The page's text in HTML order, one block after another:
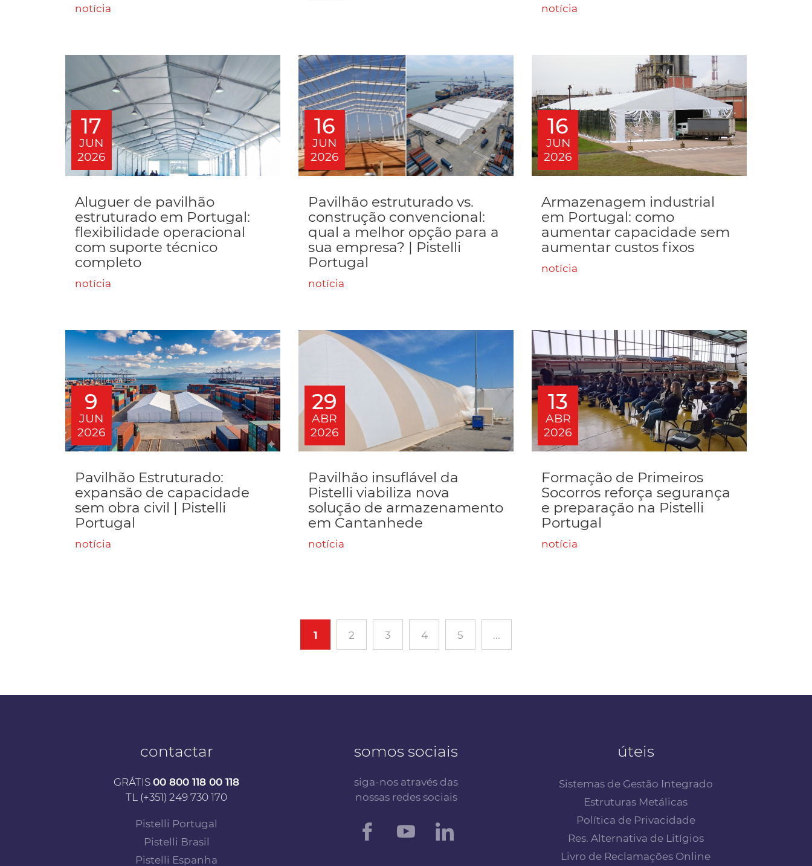
notícia notícia
17
JUN
2026
Aluguer de pavilhão
estruturado em Portugal:
flexibilidade operacional
com suporte técnico
completo
notícia
16
JUN
2026
Pavilhão estruturado vs.
construção convencional:
qual a melhor opção para a
sua empresa? | Pistelli
Portugal
notícia
16
JUN
2026
Armazenagem industrial
em Portugal: como
aumentar capacidade sem
aumentar custos fixos
notícia
9
JUN
2026
Pavilhão Estruturado:
expansão de capacidade
sem obra civil | Pistelli
Portugal
notícia
29
ABR
2026
Pavilhão insuflável da
Pistelli viabiliza nova
solução de armazenamento
em Cantanhede
notícia
13
ABR
2026
Formação de Primeiros
Socorros reforça segurança
e preparação na Pistelli
Portugal
notícia
1 2 3 4 5 ...
contactar
GRÁTIS 00 800 118 00 118
TL (+351) 249 730 170
Pistelli Portugal
Pistelli Brasil
Pistelli Espanha
somos sociais
siga-nos através das
nossas redes sociais
úteis
Sistemas de Gestão Integrado
Estruturas Metálicas
Política de Privacidade
Res. Alternativa de Litígios
Livro de Reclamações Online